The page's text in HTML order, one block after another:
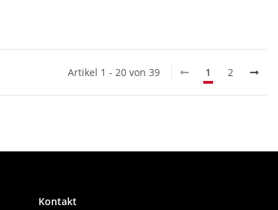
Artikel 1 - 20 von 39 1 2
Kontakt